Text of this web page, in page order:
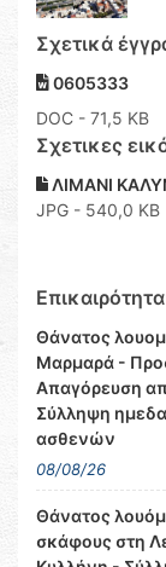
Σχετικά
0605333
DOC - 71,5 KB
Σχετικες
ΛΙΜΑΝΙ
JPG - 540,0 KB
Επικαιρότητα
Θάνατος
Μαρμαρά -
Απαγόρευση
Σύλληψη
ασθενών
08/08/26
Θάνατος
σκάφους στη